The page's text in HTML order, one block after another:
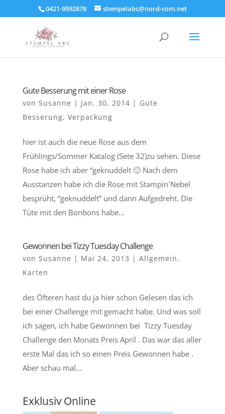
0421-9592878 stempelabc@nord-com.net
Gute Besserung mit einer Rose
von Susanne | Jan. 30, 2014 | Gute
Besserung, Verpackung
hier ist auch die neue Rose aus dem
Frühlings/Sommer Katalog (Sete 32)zu sehen. Diese
Rose habe ich aber “geknuddelt 🙂 Nach dem
Ausstanzen habe ich die Rose mit Stampin´Nebel
besprüht, “geknuddelt” und dann Aufgedreht. Die
Tüte mit den Bonbons habe...
Gewonnen bei Tizzy Tuesday Challenge
von Susanne | Mai 24, 2013 | Allgemein,
Karten
des Öfteren hast du ja hier schon Gelesen das ich
bei einer Challenge mit gemacht habe. Und was soll
ich sagen, ich habe Gewonnen bei Tizzy Tuesday
Challenge den Monats Preis April . Das war das aller
erste Mal das ich so einen Preis Gewonnen habe .
Aber schau mal...
Exklusiv Online